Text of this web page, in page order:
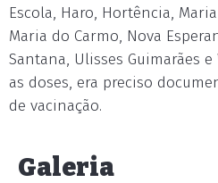
Escola, Haro, Hortência,
Maria do Carmo, Nova
Santana, Ulisses Guimarães
as doses, era preciso
de vacinação.
Galeria